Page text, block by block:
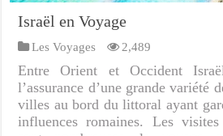
Israël en Voyage
Les Voyages 2,489
Entre Orient et Occident
l’assurance d’une grande variété
villes au bord du littoral ayant
influences romaines. Les